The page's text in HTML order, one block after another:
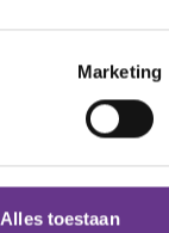
Marketing
Alles toestaan
Hoe bouw je
De opbouw
chronologisch:
2, 3, enzovoort.
Begin bij het